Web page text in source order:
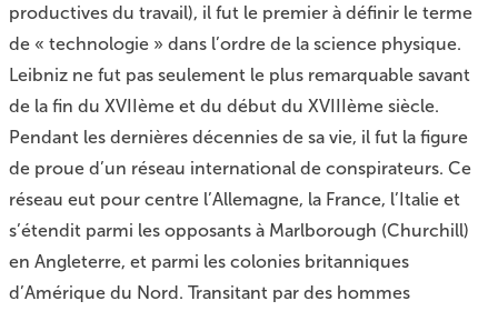
productives du travail), il fut le premier à définir le terme
de « technologie » dans l’ordre de la science physique.
Leibniz ne fut pas seulement le plus remarquable savant
de la fin du XVIIème et du début du XVIIIème siècle.
Pendant les dernières décennies de sa vie, il fut la figure
de proue d’un réseau international de conspirateurs. Ce
réseau eut pour centre l’Allemagne, la France, l’Italie et
s’étendit parmi les opposants à Marlborough (Churchill)
en Angleterre, et parmi les colonies britanniques
d’Amérique du Nord. Transitant par des hommes